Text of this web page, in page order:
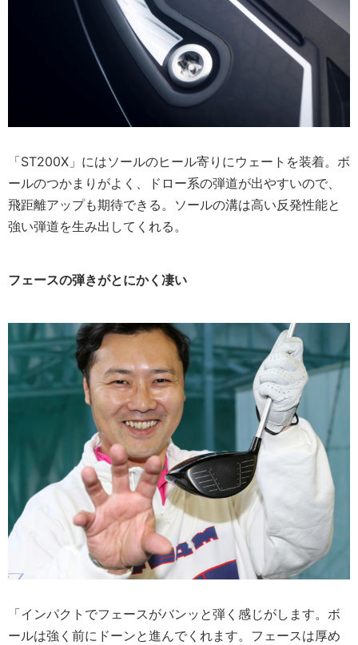
「ST200X」にはソールのヒール寄りにウェートを装着。ボ
ールのつかまりがよく、ドロー系の弾道が出やすいので、
飛距離アップも期待できる。ソールの溝は高い反発性能と
強い弾道を生み出してくれる。
フェースの弾きがとにかく凄い
「インパクトでフェースがバンッと弾く感じがします。ボ
ールは強く前にドーンと進んでくれます。フェースは厚め